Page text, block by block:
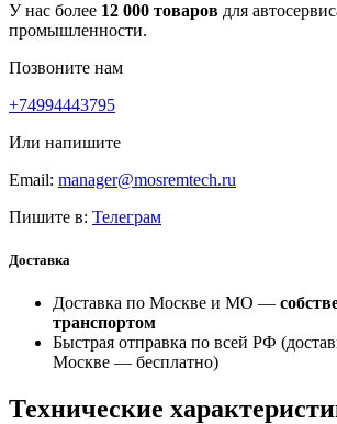
У нас более 12 000 товаров для
промышленности.
Позвоните нам
+74994443795
Или напишите
Email: manager@mosremtech.ru
Пишите в: Телеграм
Доставка
Доставка по Москве и МО —
транспортом
Быстрая отправка по всей РФ
Москве — бесплатно)
Технические